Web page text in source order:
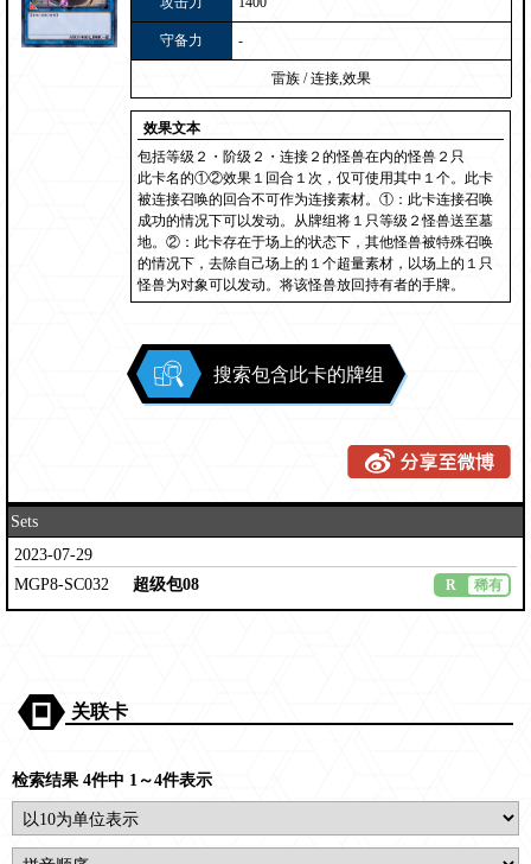
守备力 -
雷族 / 连接,效果
效果文本
包括等级２・阶级２・连接２的怪兽在内的怪兽２只
此卡名的①②效果１回合１次，仅可使用其中１个。此卡
被连接召唤的回合不可作为连接素材。①：此卡连接召唤
成功的情况下可以发动。从牌组将１只等级２怪兽送至墓
地。②：此卡存在于场上的状态下，其他怪兽被特殊召唤
的情况下，去除自己场上的１个超量素材，以场上的１只
怪兽为对象可以发动。将该怪兽放回持有者的手牌。
搜索包含此卡的牌组
Sets
2023-07-29
MGP8-SC032
超级包08 R 稀有
关联卡
检索结果 4件中 1～4件表示